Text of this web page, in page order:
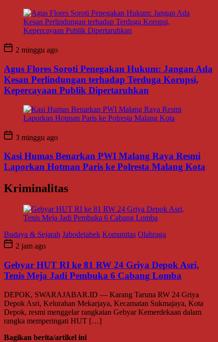
2 minggu ago
Agus Flores Soroti Penegakan Hukum: Jangan Ada
Kesan Perlindungan terhadap Terduga Korupsi,
Kepercayaan Publik Dipertaruhkan
3 minggu ago
Kasi Humas Benarkan PWI Malang Raya Resmi
Laporkan Hotman Paris ke Polresta Malang Kota
Kriminalitas
Budaya & Sejarah Jabodetabek Komunitas Olahraga
2 jam ago
Gebyar HUT RI ke 81 RW 24 Griya Depok Asri,
Tenis Meja Jadi Pembuka 6 Cabang Lomba
DEPOK, SWARAJABAR.ID — Karang Taruna RW 24 Griya
Depok Asri, Kelurahan Mekarjaya, Kecamatan Sukmajaya, Kota
Depok, resmi menggelar rangkaian Gebyar Kemerdekaan dalam
rangka memperingati HUT […]
Bagikan berita/artikel ini